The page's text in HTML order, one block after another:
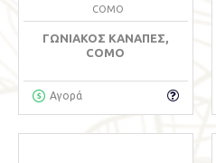
COMO
ΓΩΝΙΑΚΌΣ ΚΑΝΑΠΈΣ,
COMO
Αγορά